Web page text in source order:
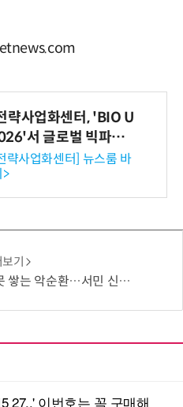
략사업화센터, 'BIO U
서 글로벌 빅파마
즈니스 미팅 지원…K
해외 진출 교두보 확
략사업화센터] 뉴스룸 바
기
…서민 신용평가 사각지대 메운다